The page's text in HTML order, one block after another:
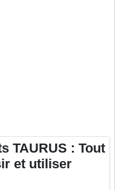
TAURUS : Tout
et utiliser